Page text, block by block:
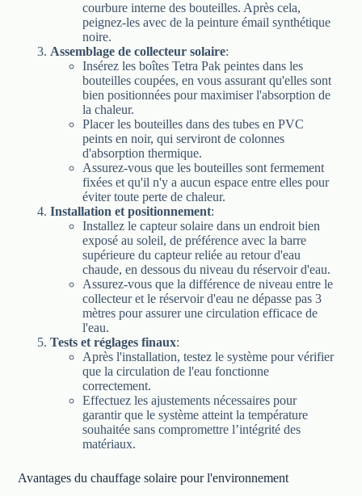
courbure interne des bouteilles. Après cela,
peignez-les avec de la peinture émail synthétique
noire.
Assemblage de collecteur solaire:
Insérez les boîtes Tetra Pak peintes dans les
bouteilles coupées, en vous assurant qu'elles sont
bien positionnées pour maximiser l'absorption de
la chaleur.
Placer les bouteilles dans des tubes en PVC
peints en noir, qui serviront de colonnes
d'absorption thermique.
Assurez-vous que les bouteilles sont fermement
fixées et qu'il n'y a aucun espace entre elles pour
éviter toute perte de chaleur.
Installation et positionnement:
Installez le capteur solaire dans un endroit bien
exposé au soleil, de préférence avec la barre
supérieure du capteur reliée au retour d'eau
chaude, en dessous du niveau du réservoir d'eau.
Assurez-vous que la différence de niveau entre le
collecteur et le réservoir d'eau ne dépasse pas 3
mètres pour assurer une circulation efficace de
l'eau.
Tests et réglages finaux:
Après l'installation, testez le système pour vérifier
que la circulation de l'eau fonctionne
correctement.
Effectuez les ajustements nécessaires pour
garantir que le système atteint la température
souhaitée sans compromettre l’intégrité des
matériaux.
Avantages du chauffage solaire pour l'environnement